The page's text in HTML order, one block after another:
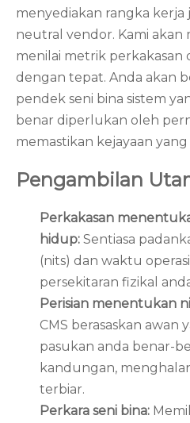
menyediakan rangka
neutral vendor. Kami akan
menilai metrik perkakasan
dengan tepat. Anda akan
pendek seni bina sistem
benar diperlukan oleh
memastikan kejayaan
Pengambilan
Perkakasan
hidup: Sentiasa
(nits) dan waktu
persekitaran fizikal
Perisian menentukan
CMS berasaskan
pasukan anda benar-
kandungan,
terbiar.
Perkara seni bina: